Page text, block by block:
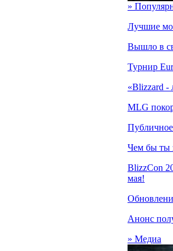
»
Лучшие
Вышло в
Турнир
«Blizzard -
MLG
Публичное
Чем бы ты
BlizzCon
мая!
Анонс
» Медиа